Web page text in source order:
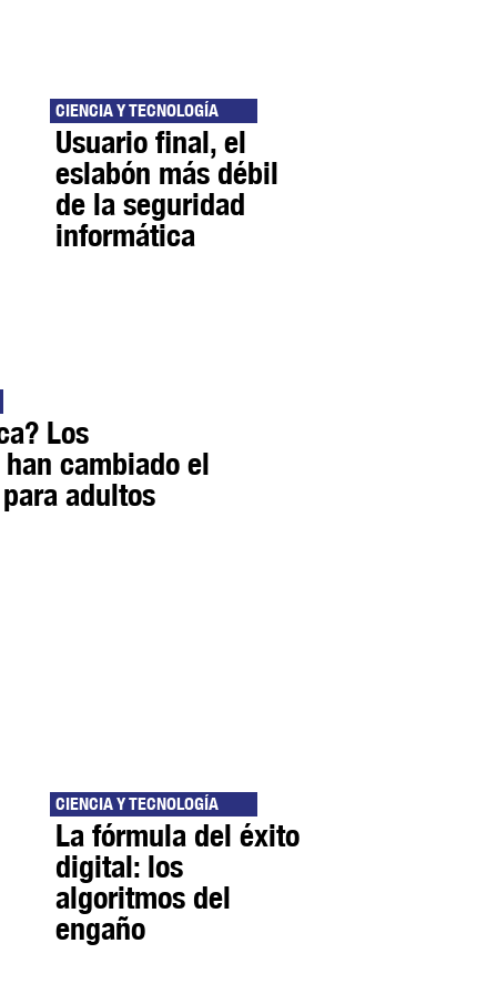
CIENCIA Y TECNOLOGÍA
Usuario final, el
eslabón más débil
de la seguridad
informática
Los
cambiado el
adultos
CIENCIA Y TECNOLOGÍA
La fórmula del éxito
digital: los
algoritmos del
engaño